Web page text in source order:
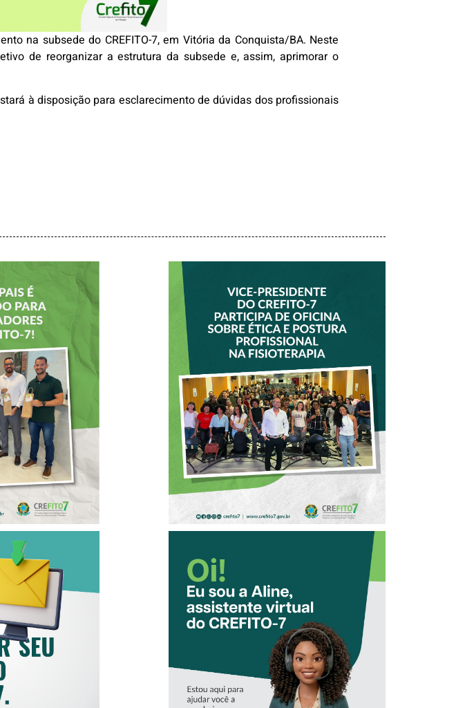
na subsede do CREFITO-7, em Vitória da Conquista/BA. Neste
de reorganizar a estrutura da subsede e, assim, aprimorar o
à disposição para esclarecimento de dúvidas dos profissionais
É
7
VICE-PRESIDENTE
DO CREFITO-7
PARTICIPA DE
OFICINA SOBRE
ÉTICA E POSTURA
PROFISSIONAL NA
FISIOTERAPIA
NO
7
CONHEÇA A
‘ALINE’,
ASSISTENTE
VIRTUAL DO
CREFITO-7